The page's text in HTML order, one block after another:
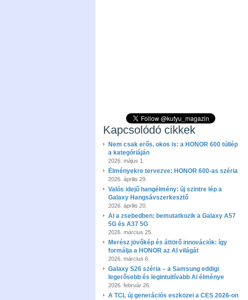
Kapcsolódó cikkek
Nem csak erős, okos is: a HONOR 600 túllép
a kategóriáján
2026. május 1.
Élményekre tervezve: HONOR 600-as széria
2026. április 29.
Valós idejű hangélmény: új szintre lép a
Galaxy Hangsávszerkesztő
2026. április 20.
AI a zsebedben: bemutatkozik a Galaxy A57
5G és A37 5G
2026. március 25.
Merész jövőkép és áttörő innovációk: így
formálja a HONOR az AI világát
2026. március 6.
Galaxy S26 széria – a Samsung eddigi
legerősebb és legintuitívabb AI élménye
2026. február 26.
A TCL új generációs eszközei a CES 2026-on